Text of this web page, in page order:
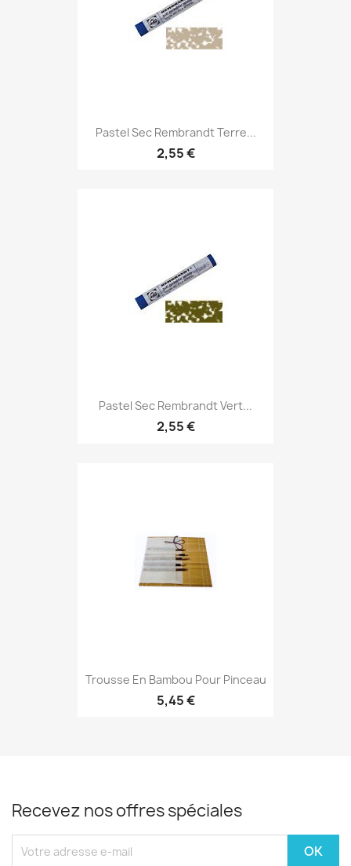
Pastel Sec Rembrandt Terre...
2,55 €
Pastel Sec Rembrandt Vert...
2,55 €
Trousse En Bambou Pour Pinceau
5,45 €
Recevez nos offres spéciales